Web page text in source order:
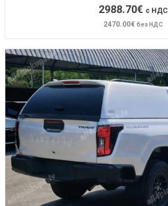
2988.70€ с НДС
2470.00€ без НДС